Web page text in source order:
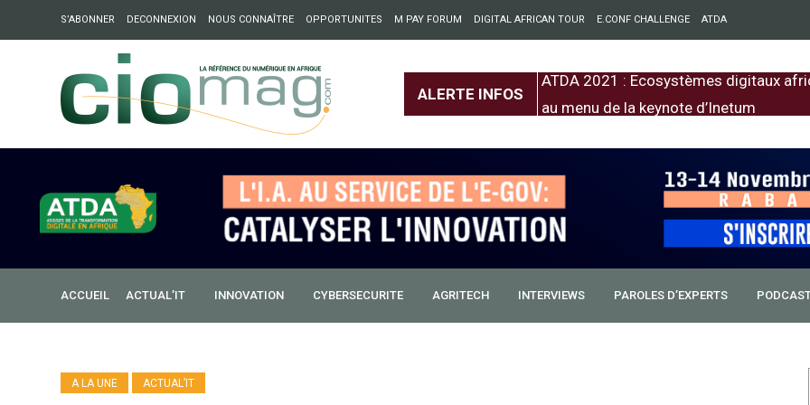
S’ABONNER DECONNEXION NOUS CONNAÎTRE OPPORTUNITES M PAY FORUM DIGITAL AFRICAN TOUR E.CONF CHALLENGE ATDA
ALERTE INFOS
: Partech Shaker lance Chapter54 pour créer des ponts entre l’Europe et
ATDA 2021 : Ecosystèmes digitaux
au menu de la keynote d’Inetum
ACCUEIL ACTUAL’IT INNOVATION CYBERSECURITE AGRITECH INTERVIEWS PAROLES D’EXPERTS
A LA UNE ACTUAL’IT